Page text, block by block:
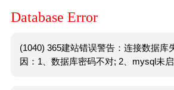
Database Error
(1040) 365建站错误警告：连接数据库
因：1、数据库密码不对; 2、mysql未启